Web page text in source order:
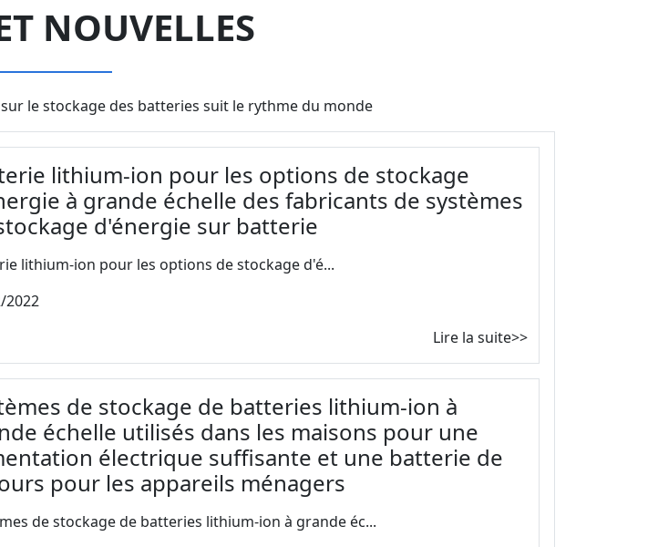
NOUVELLES
le stockage des batteries suit le rythme du monde
lithium-ion pour les options de stockage
à grande échelle des fabricants de systèmes
d'énergie sur batterie
lithium-ion pour les options de stockage d'é...
2022
Lire la suite>>
de stockage de batteries lithium-ion à
échelle utilisés dans les maisons pour une
électrique suffisante et une batterie de
pour les appareils ménagers
de stockage de batteries lithium-ion à grande éc...